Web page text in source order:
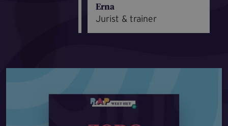
Erna
Jurist & trainer